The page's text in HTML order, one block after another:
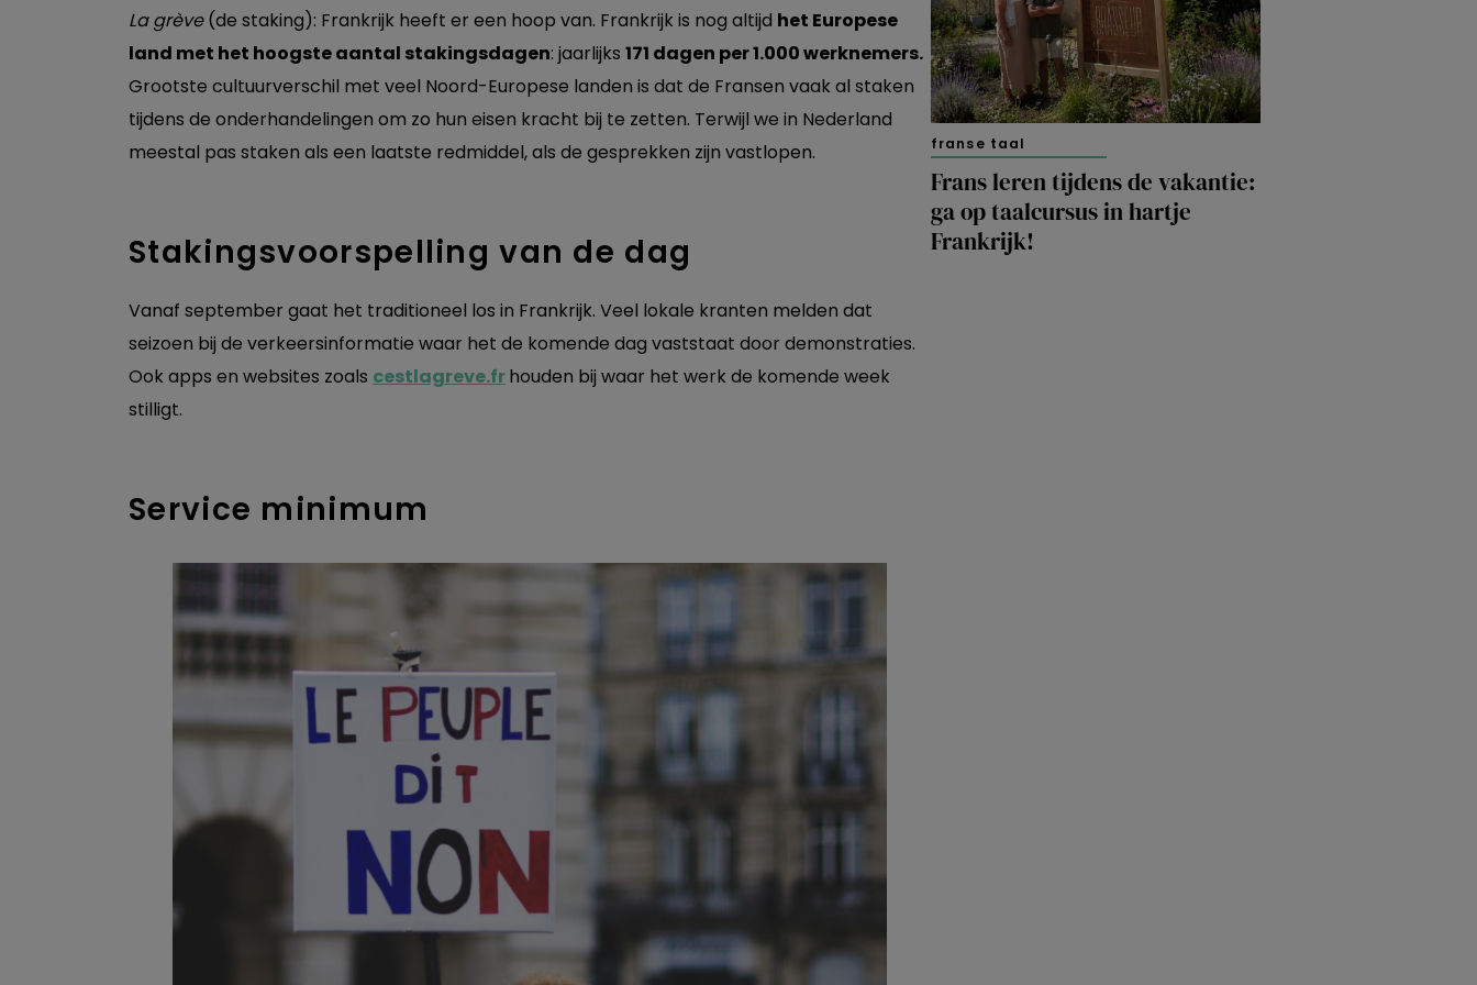
La grève(de staking): Frankrijk heeft er een hoop van. Frankrijk is nog altijd het Europese
land met het hoogste aantal stakingsdagen: jaarlijks 171 dagen per 1.000 werknemers.
Grootste cultuurverschil met veel Noord-Europese landen is dat de Fransen vaak al staken
tijdens de onderhandelingen om zo hun eisen kracht bij te zetten. Terwijl we in Nederland
meestal pas staken als een laatste redmiddel, als de gesprekken zijn vastlopen.
Stakingsvoorspelling van de dag
Vanaf september gaat het traditioneel los in Frankrijk. Veel lokale kranten melden dat
seizoen bij de verkeersinformatie waar het de komende dag vaststaat door demonstraties.
Ook apps en websites zoals cestlagreve.frhouden bij waar het werk de komende week
stilligt.
Service minimum
franse taal
Frans leren tijdens de vakantie:
ga op taalcursus in hartje
Frankrijk!